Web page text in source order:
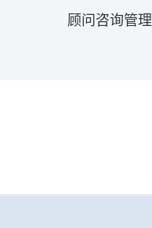
顾问咨询管理